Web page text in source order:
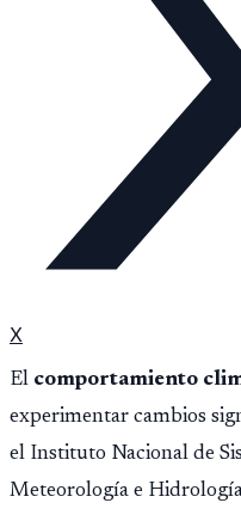
X
El comportamiento
experimentar cambios
el Instituto Nacional de
Meteorología e